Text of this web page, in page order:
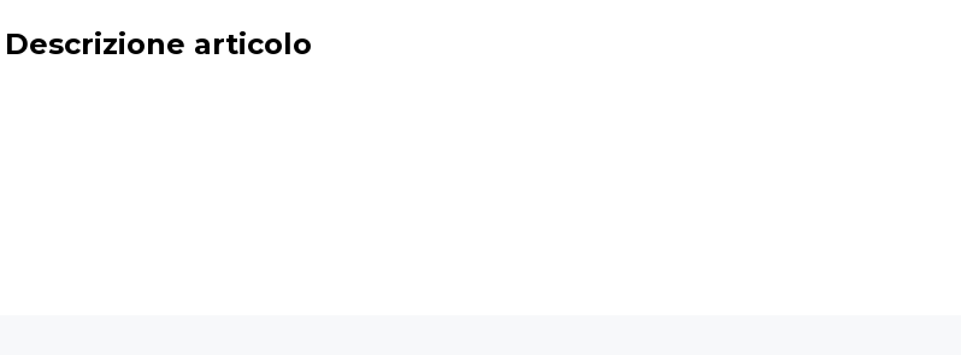
Descrizione articolo